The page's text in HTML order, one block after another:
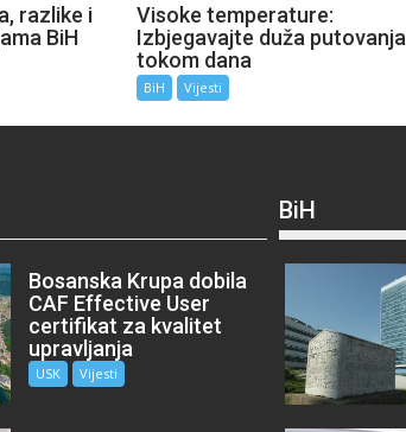
razlike i
BiH
Visoke temperature:
Izbjegavajte duža putovanja
tokom dana
BiH Vijesti
Bosanska Krupa dobila
CAF Effective User
certifikat za kvalitet
upravljanja
USK Vijesti
BiH